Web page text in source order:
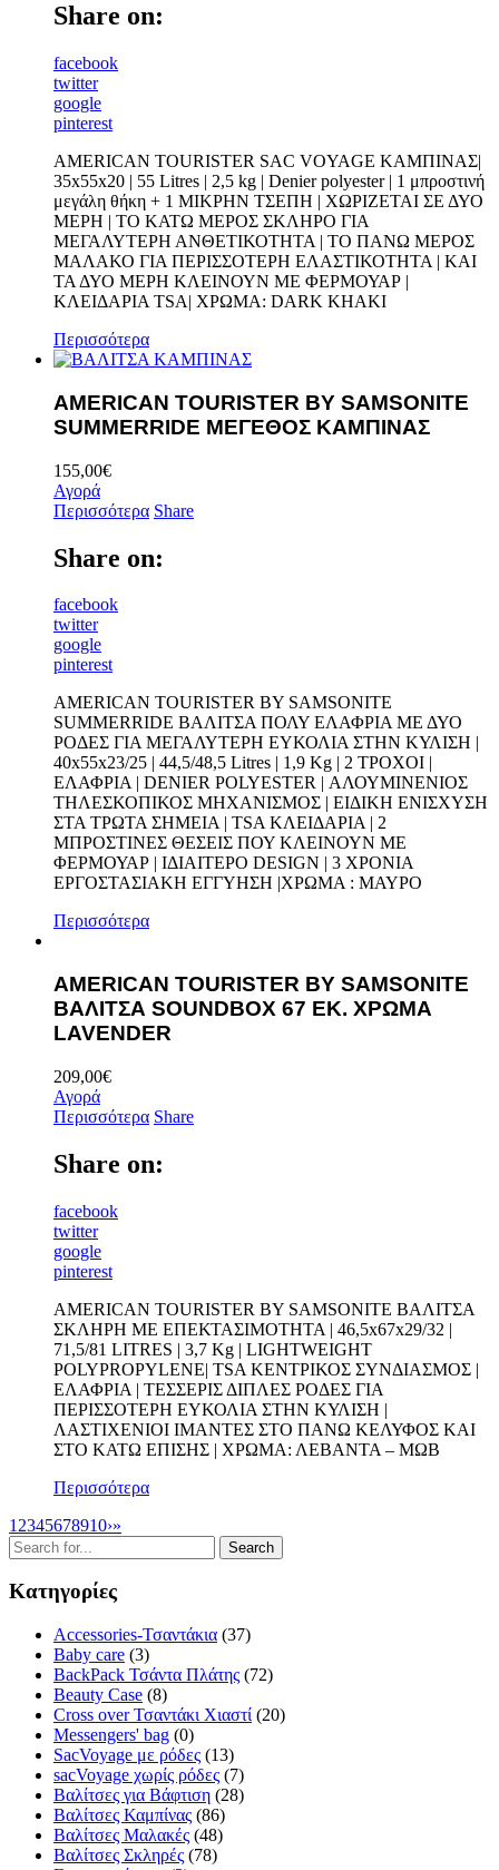
Share on:
facebook
twitter
google
pinterest
AMERICAN TOURISTER SAC VOYAGE ΚΑΜΠΙΝΑΣ|
35x55x20 | 55 Litres | 2,5 kg | Denier polyester | 1 μπροστινή
μεγάλη θήκη + 1 ΜΙΚΡΗΝ ΤΣΕΠΗ | ΧΩΡΙΖΕΤΑΙ ΣΕ ΔΥΟ
ΜΕΡΗ | ΤΟ ΚΑΤΩ ΜΕΡΟΣ ΣΚΛΗΡΟ ΓΙΑ
ΜΕΓΑΛΥΤΕΡΗ ΑΝΘΕΤΙΚΟΤΗΤΑ | ΤΟ ΠΑΝΩ ΜΕΡΟΣ
ΜΑΛΑΚΟ ΓΙΑ ΠΕΡΙΣΣΟΤΕΡΗ ΕΛΑΣΤΙΚΟΤΗΤΑ | ΚΑΙ
ΤΑ ΔΥΟ ΜΕΡΗ ΚΛΕΙΝΟΥΝ ΜΕ ΦΕΡΜΟΥΑΡ |
ΚΛΕΙΔΑΡΙΑ TSA| ΧΡΩΜΑ: DARK KHAKI
Περισσότερα
AMERICAN TOURISTER BY SAMSONITE
SUMMERRIDE ΜΕΓΕΘΟΣ ΚΑΜΠΙΝΑΣ
155,00€
Αγορά
Περισσότερα Share
Share on:
facebook
twitter
google
pinterest
AMERICAN TOURISTER BY SAMSONITE
SUMMERRIDE ΒΑΛΙΤΣΑ ΠΟΛΥ ΕΛΑΦΡΙΑ ΜΕ ΔΥΟ
ΡΟΔΕΣ ΓΙΑ ΜΕΓΑΛΥΤΕΡΗ ΕΥΚΟΛΙΑ ΣΤΗΝ ΚΥΛΙΣΗ |
40x55x23/25 | 44,5/48,5 Litres | 1,9 Kg | 2 ΤΡΟΧΟΙ |
ΕΛΑΦΡΙΑ | DENIER POLYESTER | ΑΛΟΥΜΙΝΕΝΙΟΣ
ΤΗΛΕΣΚΟΠΙΚΟΣ ΜΗΧΑΝΙΣΜΟΣ | ΕΙΔΙΚΗ ΕΝΙΣΧΥΣΗ
ΣΤΑ ΤΡΩΤΑ ΣΗΜΕΙΑ | TSA ΚΛΕΙΔΑΡΙΑ | 2
ΜΠΡΟΣΤΙΝΕΣ ΘΕΣΕΙΣ ΠΟΥ ΚΛΕΙΝΟΥΝ ΜΕ
ΦΕΡΜΟΥΑΡ | ΙΔΙΑΙΤΕΡΟ DESIGN | 3 ΧΡΟΝΙΑ
ΕΡΓΟΣΤΑΣΙΑΚΗ ΕΓΓΥΗΣΗ |ΧΡΩΜΑ : ΜΑΥΡΟ
Περισσότερα
AMERICAN TOURISTER BY SAMSONITE
ΒΑΛΙΤΣΑ SOUNDBOX 67 ΕΚ. ΧΡΩΜΑ
LAVENDER
209,00€
Αγορά
Περισσότερα Share
Share on:
facebook
twitter
google
pinterest
AMERICAN TOURISTER BY SAMSONITE ΒΑΛΙΤΣΑ
ΣΚΛΗΡΗ ΜΕ ΕΠΕΚΤΑΣΙΜΟΤΗΤΑ | 46,5x67x29/32 |
71,5/81 LITRES | 3,7 Kg | LIGHTWEIGHT
POLYPROPYLENE| TSA ΚΕΝΤΡΙΚΟΣ ΣΥΝΔΙΑΣΜΟΣ |
ΕΛΑΦΡΙΑ | ΤΕΣΣΕΡΙΣ ΔΙΠΛΕΣ ΡΟΔΕΣ ΓΙΑ
ΠΕΡΙΣΣΟΤΕΡΗ ΕΥΚΟΛΙΑ ΣΤΗΝ ΚΥΛΙΣΗ |
ΛΑΣΤΙΧΕΝΙΟΙ ΙΜΑΝΤΕΣ ΣΤΟ ΠΑΝΩ ΚΕΛΥΦΟΣ ΚΑΙ
ΣΤΟ ΚΑΤΩ ΕΠΙΣΗΣ | ΧΡΩΜΑ: ΛΕΒΑΝΤΑ – ΜΩΒ
Περισσότερα
1 2345678910›»
Κατηγορίες
Accessories-Τσαντάκια (37)
Baby care (3)
BackPack Τσάντα Πλάτης (72)
Beauty Case (8)
Cross over Τσαντάκι Χιαστί (20)
Messengers' bag (0)
SacVoyage με ρόδες (13)
sacVoyage χωρίς ρόδες (7)
Βαλίτσες για Βάφτιση (28)
Βαλίτσες Καμπίνας (86)
Βαλίτσες Μαλακές (48)
Βαλίτσες Σκληρές (78)